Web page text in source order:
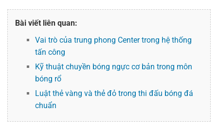
Bài viết liên quan:
Vai trò của trung phong Center trong hệ thống
tấn công
Kỹ thuật chuyền bóng ngực cơ bản trong môn
bóng rổ
Luật thẻ vàng và thẻ đỏ trong thi đấu bóng đá
chuẩn